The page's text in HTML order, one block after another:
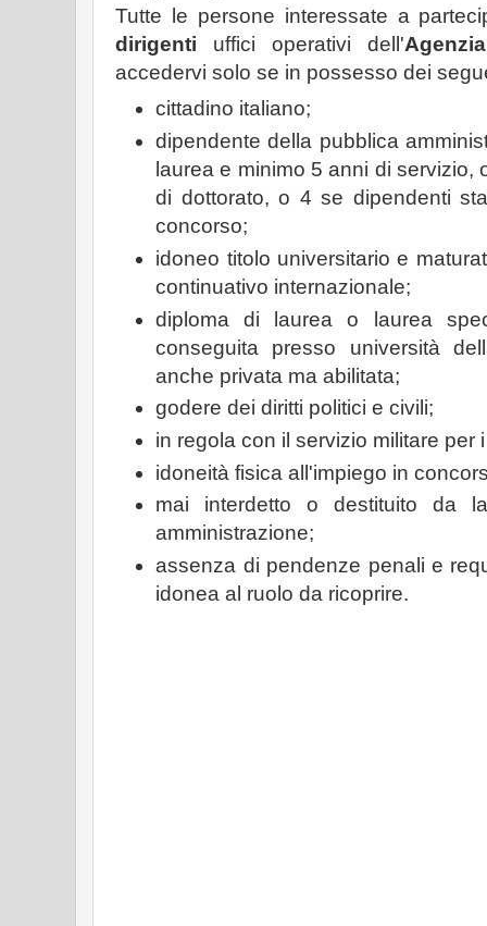
Tutte le persone interessate a
dirigenti uffici operativi dell'
accedervi solo se in possesso dei
cittadino italiano;
dipendente della pubblica
laurea e minimo 5 anni di servizio,
di dottorato, o 4 se dipendenti
concorso;
idoneo titolo universitario e
continuativo internazionale;
diploma di laurea o laurea
conseguita presso università
anche privata ma abilitata;
godere dei diritti politici e civili;
in regola con il servizio militare per
idoneità fisica all'impiego in
mai interdetto o destituito da
amministrazione;
assenza di pendenze penali e
idonea al ruolo da ricoprire.